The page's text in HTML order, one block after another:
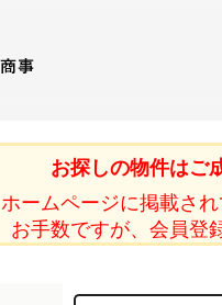
お探しの物件はご
ホームページに掲載さ
お手数ですが、会員登